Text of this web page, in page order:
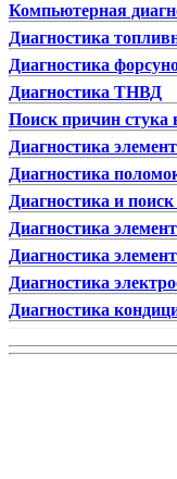
Компьютерная
Диагностика
Диагностика
Диагностика ТНВД
Поиск причин стука
Диагностика
Диагностика
Диагностика и
Диагностика
Диагностика
Диагностика
Диагностика